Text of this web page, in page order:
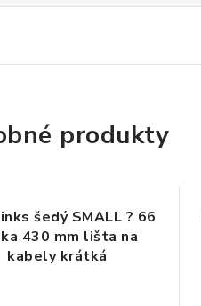
produkty
šedý SMALL ? 66
430 mm lišta na
kabely krátká